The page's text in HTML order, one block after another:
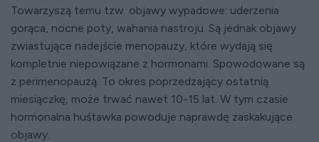
Towarzyszą temu tzw. objawy wypadowe: uderzenia
gorąca, nocne poty, wahania nastroju. Są jednak objawy
zwiastujące nadejście menopauzy, które wydają się
kompletnie niepowiązane z hormonami. Spowodowane są
z perimenopauzą. To okres poprzedzający ostatnią
miesiączkę, może trwać nawet 10-15 lat. W tym czasie
hormonalna huśtawka powoduje naprawdę zaskakujące
objawy.